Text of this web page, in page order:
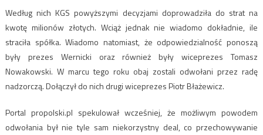
Według nich KGS powyższymi decyzjami doprowadziła do strat na
kwotę milionów złotych. Wciąż jednak nie wiadomo dokładnie, ile
straciła spółka. Wiadomo natomiast, że odpowiedzialność ponoszą
były prezes Wernicki oraz również były wiceprezes Tomasz
Nowakowski. W marcu tego roku obaj zostali odwołani przez radę
nadzorczą. Dołączył do nich drugi wiceprezes Piotr Błażewicz.
Portal propolski.pl spekulował wcześniej, że możliwym powodem
odwołania był nie tyle sam niekorzystny deal, co przechowywanie